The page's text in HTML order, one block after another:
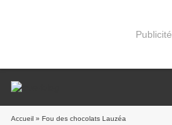
Publicité
Accueil » Fou des chocolats Lauzéa